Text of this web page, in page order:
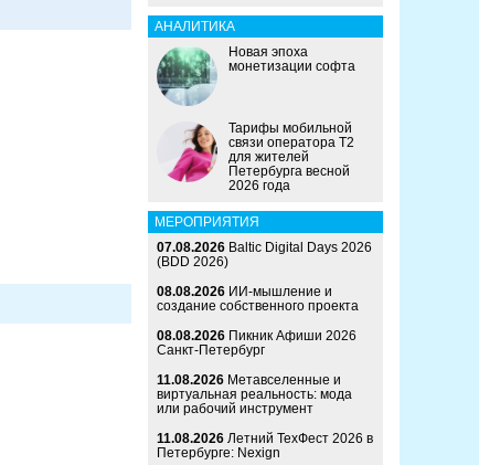
АНАЛИТИКА
Новая эпоха
монетизации софта
Тарифы мобильной
связи оператора Т2
для жителей
Петербурга весной
2026 года
МЕРОПРИЯТИЯ
07.08.2026 Baltic Digital Days 2026
(BDD 2026)
08.08.2026 ИИ-мышление и
создание собственного проекта
08.08.2026 Пикник Афиши 2026
Санкт-Петербург
11.08.2026 Метавселенные и
виртуальная реальность: мода
или рабочий инструмент
11.08.2026 Летний ТехФест 2026 в
Петербурге: Nexign